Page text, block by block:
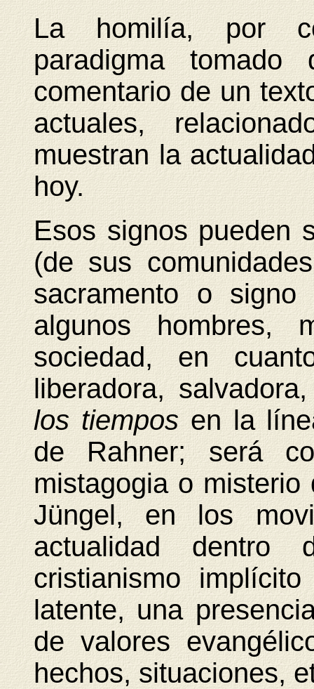
La homilía, por
paradigma
comentario de un
actuales,
muestran la
hoy.
Esos signos pueden
(de sus
sacramento o
algunos hombres,
sociedad, en
liberadora,
los tiemposen la
de Rahner; será
mistagogia o
Jüngel, en los
actualidad
cristianismo
latente, una
de valores
hechos, situaciones,